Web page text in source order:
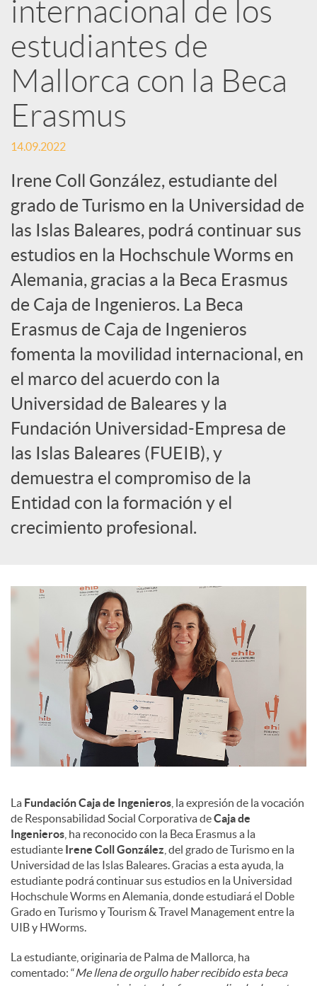
e
s
S
o
c
i
a
l
e
s
internacional de los
estudiantes de
Mallorca con la Beca
Erasmus
14.09.2022
Irene Coll González, estudiante del
grado de Turismo en la Universidad de
las Islas Baleares, podrá continuar sus
estudios en la Hochschule Worms en
Alemania, gracias a la Beca Erasmus
de Caja de Ingenieros. La Beca
Erasmus de Caja de Ingenieros
fomenta la movilidad internacional, en
el marco del acuerdo con la
Universidad de Baleares y la
Fundación Universidad-Empresa de
las Islas Baleares (FUEIB), y
demuestra el compromiso de la
Entidad con la formación y el
crecimiento profesional.
La Fundación Caja de Ingenieros , la expresión de la vocación
de Responsabilidad Social Corporativa deCaja de
Ingenieros , ha reconocido con la Beca Erasmus a la
estudiante Irene Coll González , del grado de Turismo en la
Universidad de las Islas Baleares. Gracias a esta ayuda, la
estudiante podrá continuar sus estudios en la Universidad
Hochschule Worms en Alemania, donde estudiará el Doble
Grado en Turismo y Tourism & Travel Management entre la
UIB y HWorms.
La estudiante, originaria de Palma de Mallorca, ha
comentado: “Me llena de orgullo haber recibido esta beca